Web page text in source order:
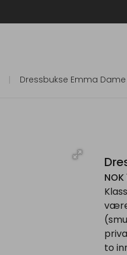
Dressbukse Emma Dame
to